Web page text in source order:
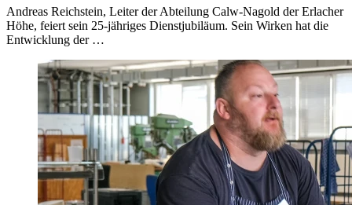
Andreas Reichstein, Leiter der Abteilung Calw-Nagold der Erlacher
Höhe, feiert sein 25-jähriges Dienstjubiläum. Sein Wirken hat die
Entwicklung der …